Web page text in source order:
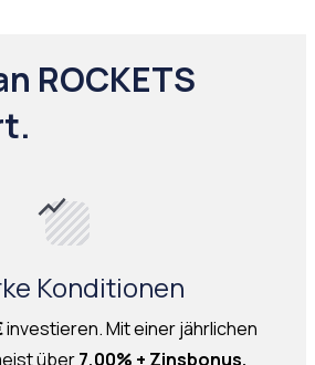
ROCKETS
Konditionen
investieren. Mit einer jährlichen
über7,00% + Zinsbonus.